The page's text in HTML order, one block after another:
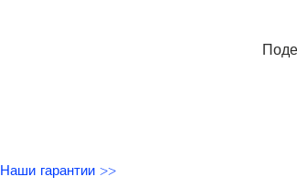
Наши гарантии >>